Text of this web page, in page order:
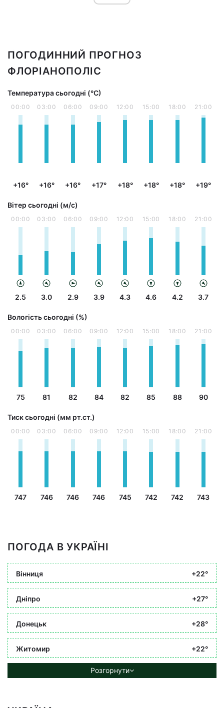
ПОГОДИННИЙ ПРОГНОЗ
ФЛОРІАНОПОЛІС
Температура сьогодні (°С)
00:00
+16°
03:00
+16°
06:00
+16°
09:00
+17°
12:00
+18°
15:00
+18°
18:00
+18°
21:00
+19°
Вітер сьогодні (м/с)
00:00
2.5
03:00
3.0
06:00
2.9
09:00
3.9
12:00
4.3
15:00
4.6
18:00
4.2
21:00
3.7
Вологість сьогодні (%)
00:00
75
03:00
81
06:00
82
09:00
84
12:00
82
15:00
85
18:00
88
21:00
90
Тиск сьогодні (мм рт.ст.)
00:00
747
03:00
746
06:00
746
09:00
746
12:00
745
15:00
742
18:00
742
21:00
743
ПОГОДА В УКРАЇНІ
Вінниця +22°
Дніпро +27°
Донецьк +28°
Житомир +22°
Розгорнути